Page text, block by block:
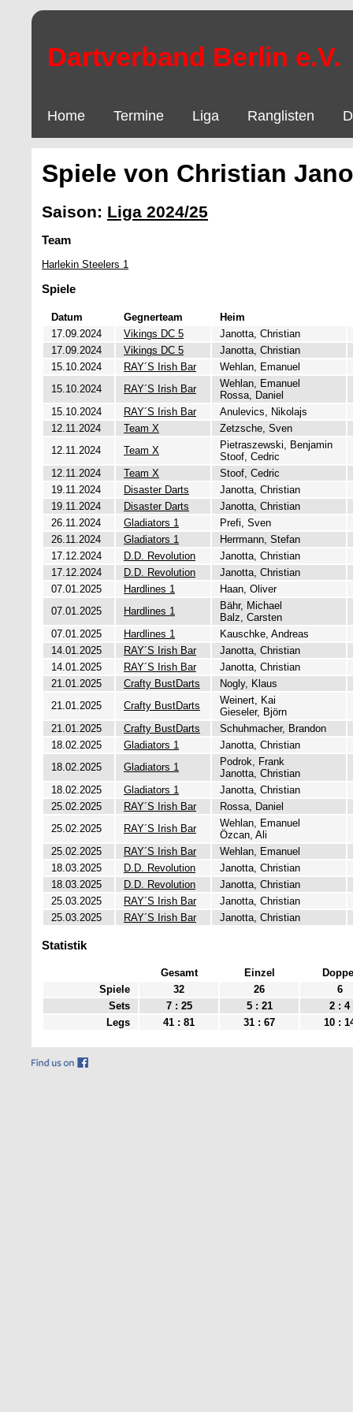
Dartverband Berlin e.V.
Home Termine Liga Ranglisten
Spiele von Christian
Saison: Liga 2024/25
Team
Harlekin Steelers 1
Spiele
Datum Gegnerteam
Heim
17.09.2024
Vikings DC 5
Janotta, Christian
17.09.2024
Vikings DC 5
Janotta, Christian
15.10.2024
RAY´S Irish Bar
Wehlan, Emanuel
15.10.2024
RAY´S Irish Bar
Wehlan, Emanuel
Rossa, Daniel
15.10.2024
RAY´S Irish Bar
Anulevics, Nikolajs
12.11.2024
Team X
Zetzsche, Sven
12.11.2024
Team X
Pietraszewski, Benjamin
Stoof, Cedric
12.11.2024
Team X
Stoof, Cedric
19.11.2024
Disaster Darts
Janotta, Christian
19.11.2024
Disaster Darts
Janotta, Christian
26.11.2024
Gladiators 1
Prefi, Sven
26.11.2024
Gladiators 1
Herrmann, Stefan
17.12.2024
D.D. Revolution
Janotta, Christian
17.12.2024
D.D. Revolution
Janotta, Christian
07.01.2025
Hardlines 1
Haan, Oliver
07.01.2025
Hardlines 1
Bähr, Michael
Balz, Carsten
07.01.2025
Hardlines 1
Kauschke, Andreas
14.01.2025
RAY´S Irish Bar
Janotta, Christian
14.01.2025
RAY´S Irish Bar
Janotta, Christian
21.01.2025
Crafty BustDarts
Nogly, Klaus
21.01.2025
Crafty BustDarts
Weinert, Kai
Gieseler, Björn
21.01.2025
Crafty BustDarts
Schuhmacher, Brandon
18.02.2025
Gladiators 1
Janotta, Christian
18.02.2025
Gladiators 1
Podrok, Frank
Janotta, Christian
18.02.2025
Gladiators 1
Janotta, Christian
25.02.2025
RAY´S Irish Bar
Rossa, Daniel
25.02.2025
RAY´S Irish Bar
Wehlan, Emanuel
Özcan, Ali
25.02.2025
RAY´S Irish Bar
Wehlan, Emanuel
18.03.2025
D.D. Revolution
Janotta, Christian
18.03.2025
D.D. Revolution
Janotta, Christian
25.03.2025
RAY´S Irish Bar
Janotta, Christian
25.03.2025
RAY´S Irish Bar Janotta, Christian
Statistik
Gesamt Einzel
Spiele
32 26
6
Sets
7 : 25 5 : 21
2 : 4
Legs
41 : 81 31 : 67 10 :